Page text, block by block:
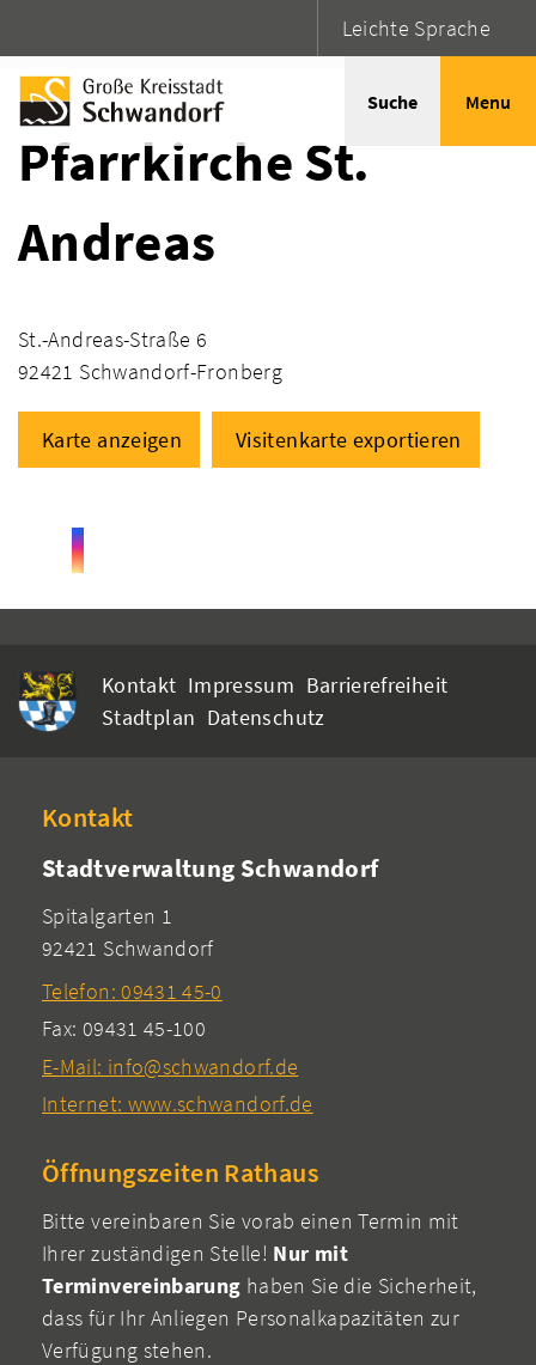
Leichte Sprache
Suche Menu
Pfarrkirche St.
Andreas
St.-Andreas-Straße 6
92421 Schwandorf-Fronberg
Karte anzeigen Visitenkarte exportieren
Kontakt Impressum Barrierefreiheit
Stadtplan Datenschutz
Kontakt
Stadtverwaltung Schwandorf
Spitalgarten 1
92421 Schwandorf
Telefon: 09431 45-0
Fax: 09431 45-100
E-Mail: info@schwandorf.de
Internet: www.schwandorf.de
Öffnungszeiten Rathaus
Bitte vereinbaren Sie vorab einen Termin mit
Ihrer zuständigen Stelle! Nur mit
Terminvereinbarung haben Sie die Sicherheit,
dass für Ihr Anliegen Personalkapazitäten zur
Verfügung stehen.